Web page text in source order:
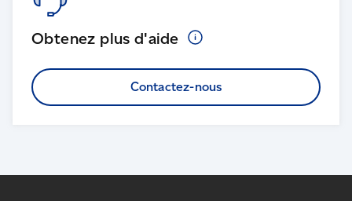
Obtenez plusd'aide
Contactez-nous